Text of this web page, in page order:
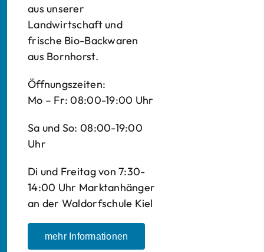
aus unserer
Landwirtschaft und
frische Bio-Backwaren
aus Bornhorst.
Öffnungszeiten:
Mo – Fr: 08:00-19:00 Uhr
Sa und So: 08:00-19:00
Uhr
Di und Freitag von 7:30-
14:00 Uhr Marktanhänger
an der Waldorfschule Kiel
mehr Informationen